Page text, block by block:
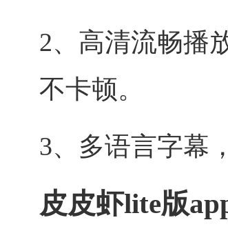
2、高清流畅播
不卡顿。
3、多语言字幕
皮皮虾lite版